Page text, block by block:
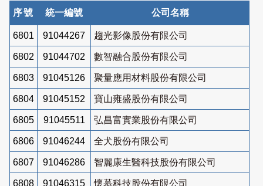
序號 統一編號 公司名稱
6801 91044267 趨光影像股份有限公司
6802 91044702 數智融合股份有限公司
6803 91045126 聚量應用材料股份有限公司
6804 91045152 寶山雍盛股份有限公司
6805 91045511 弘昌富實業股份有限公司
6806 91046244 全犬股份有限公司
6807 91046286 智麗康生醫科技股份有限公司
6808 91046315 懷慕科技股份有限公司